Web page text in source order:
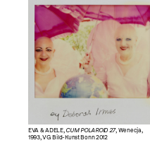
EVA & ADELE, CUM POLAROID 27, Wenecja,
1993, VG Bild-Kunst Bonn 2012